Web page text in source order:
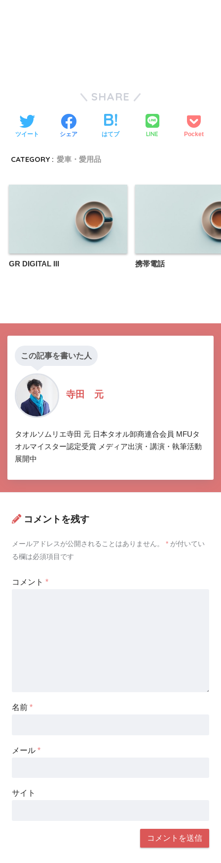
SHARE
ツイート シェア はてブ LINE Pocket
CATEGORY : 愛車・愛用品
GR DIGITAL III 携帯電話
この記事を書いた人
寺田 元
タオルソムリエ寺田 元 日本タオル卸商連合会員 MFUタ
オルマイスター認定受賞 メディア出演・講演・執筆活動
展開中
コメントを残す
メールアドレスが公開されることはありません。 * が付いてい
る欄は必須項目です
コメント *
名前 *
メール *
サイト